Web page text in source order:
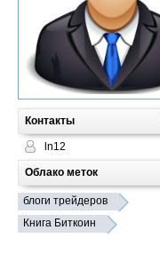
Контакты
ln12
Облако меток
блоги трейдеров
Книга Биткоин